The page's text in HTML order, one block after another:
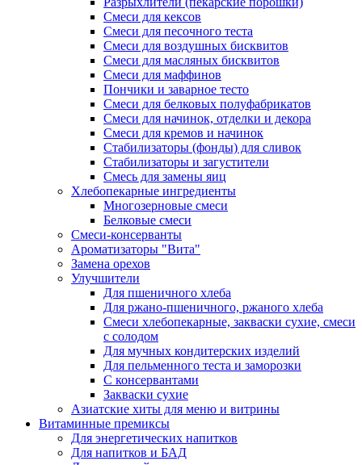
Смеси для кексов
Смеси для песочного теста
Смеси для воздушных бисквитов
Смеси для масляных бисквитов
Смеси для маффинов
Пончики и заварное тесто
Cмеси для белковых полуфабрикатов
Смеси для начинок, отделки и декора
Смеси для кремов и начинок
Стабилизаторы (фонды) для сливок
Стабилизаторы и загустители
Смесь для замены яиц
Хлебопекарные ингредиенты
Многозерновые смеси
Белковые смеси
Смеси-консерванты
Ароматизаторы "Вита"
Замена орехов
Улучшители
Для пшеничного хлеба
Для ржано-пшеничного, ржаного хлеба
Смеси хлебопекарные, закваски сухие, смеси
с солодом
Для мучных кондитерских изделий
Для пельменного теста и заморозки
С консервантами
Закваски сухие
Азиатские хиты для меню и витрины
Витаминные премиксы
Для энергетических напитков
Для напитков и БАД